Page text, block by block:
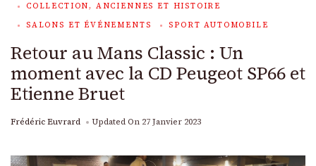
COLLECTION, ANCIENNES ET HISTOIRE
SALONS ET ÉVÉNEMENTS
SPORT AUTOMOBILE
Retour au Mans Classic : Un
moment avec la CD Peugeot SP66 et
Etienne Bruet
Frédéric Euvrard Updated On 27 Janvier 2023